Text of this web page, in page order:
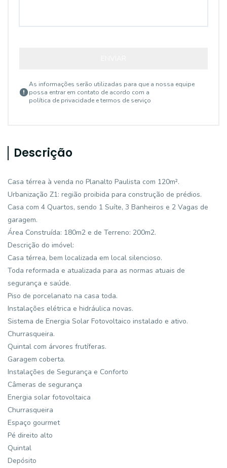
As informações serão utilizadas para que a nossa equipe
possa entrar em contato de acordo com a
política de privacidade e termos de serviço
Descrição
Casa térrea à venda no Planalto Paulista com 120m².
Urbanização Z1: região proibida para construção de prédios.
Casa com 4 Quartos, sendo 1 Suíte, 3 Banheiros e 2 Vagas de
garagem.
Área Construída: 180m2 e de Terreno: 200m2.
Descrição do imóvel:
Casa térrea, bem localizada em local silencioso.
Toda reformada e atualizada para as normas atuais de
segurança e saúde.
Piso de porcelanato na casa toda.
Instalações elétrica e hidráulica novas.
Sistema de Energia Solar Fotovoltaico instalado e ativo.
Churrasqueira.
Quintal com árvores frutíferas.
Garagem coberta.
Instalações de Segurança e Conforto
Câmeras de segurança
Energia solar fotovoltaica
Churrasqueira
Espaço gourmet
Pé direito alto
Quintal
Depósito